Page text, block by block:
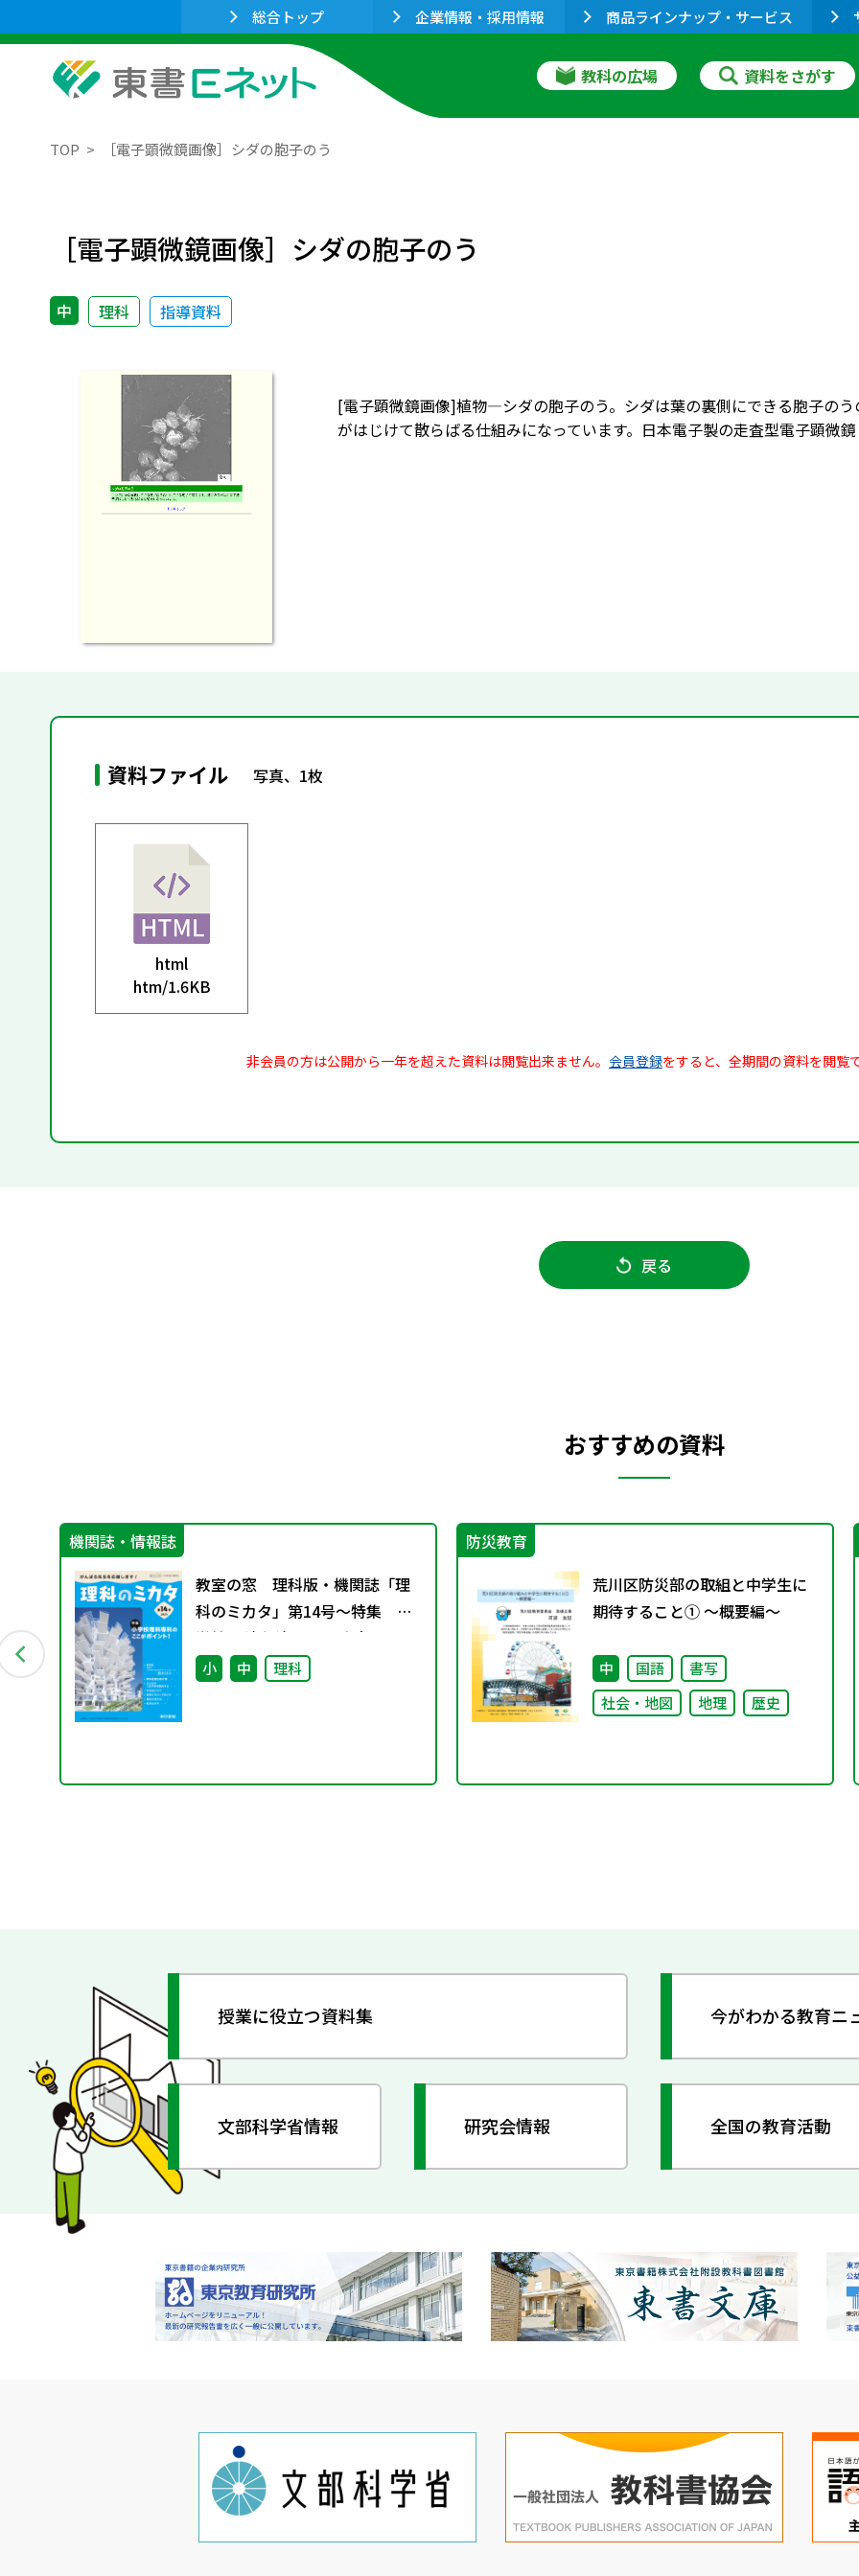
総合トップ 企業情報・採用情報 商品ラインナップ・サービス
教科の広場 資料をさがす
TOP ［電子顕微鏡画像］シダの胞子のう
［電子顕微鏡画像］シダの胞子のう
中 理科 指導資料
[電子顕微鏡画像]植物―シダの胞子のう。シダは葉の裏側にできる胞子の
がはじけて散らばる仕組みになっています。日本電子製の走査型電子顕微鏡
資料ファイル 写真、1枚
html
htm/1.6KB
非会員の方は公開から一年を超えた資料は閲覧出来ません。 会員登録をすると、全期間の資料を閲覧
戻る
おすすめの資料
機関誌・情報誌
教室の窓 理科版・機関誌「理
科のミカタ」第14号～特集 小
学校理科専科のここがポイン
ト！～
小 中 理科
防災教育
荒川区防災部の取組と中学生に
期待すること① ～概要編～
中 国語
書写
社会・地図
地理 歴史
授業に役立つ資料集 今がわかる教育ニ
文部科学省情報 研究会情報 全国の教育活動